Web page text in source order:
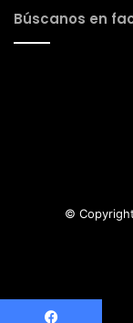
Búscanos en
©